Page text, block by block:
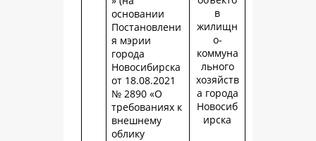
в
жилищн
о-
коммуна
льного
хозяйств
а города
Новосиб
ирска
основании
Постановлени
я мэрии
города
Новосибирска
от 18.08.2021
№ 2890 «О
требованиях к
внешнему
облику